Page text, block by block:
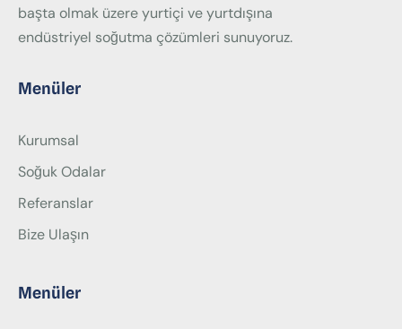
başta olmak üzere yurtiçi ve yurtdışına
endüstriyel soğutma çözümleri sunuyoruz.
Menüler
Kurumsal
Soğuk Odalar
Referanslar
Bize Ulaşın
Menüler